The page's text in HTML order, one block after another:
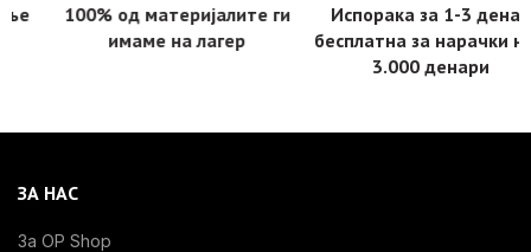
100% од материјалите ги
имаме на лагер
Испорака за 1-3 дена -
бесплатнa за нарачки над
3.000 денари
ЗА НАС
За OP Shop